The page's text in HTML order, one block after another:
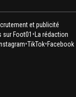
et publicité
Foot01 •La rédaction
•TikTok•Facebook